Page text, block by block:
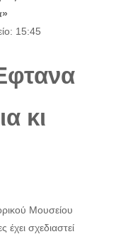
15:45
κι
Μουσείου
έχει σχεδιαστεί